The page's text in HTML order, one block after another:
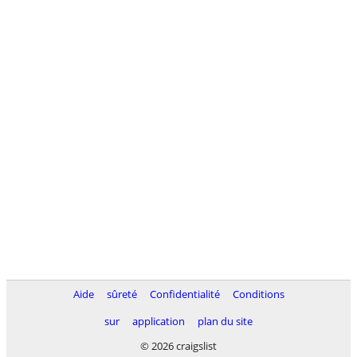
Aide sûreté Confidentialité
Conditions
sur
application
plan du site
© 2026 craigslist